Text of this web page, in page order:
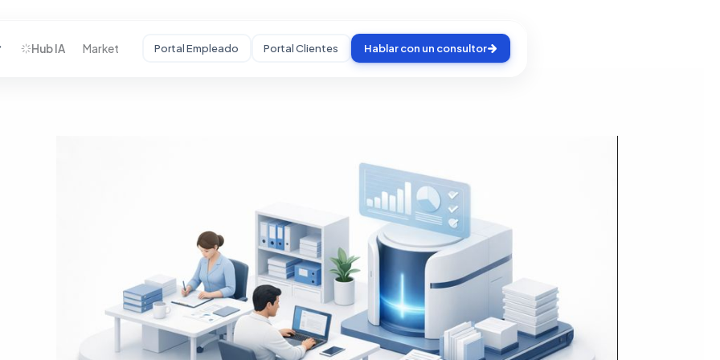
Incubadora BHC↗
↗
Hub IA Market Portal Empleado Portal Clientes Hablar con un consultor